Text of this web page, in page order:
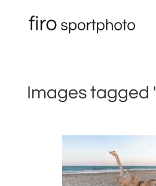
Images tagged